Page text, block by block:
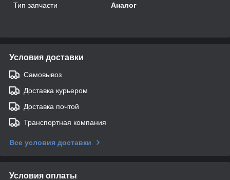
Тип запчасти
Аналог
Условия доставки
Самовывоз
Доставка курьером
Доставка почтой
Транспортная компания
Все условия доставки
Условия оплаты